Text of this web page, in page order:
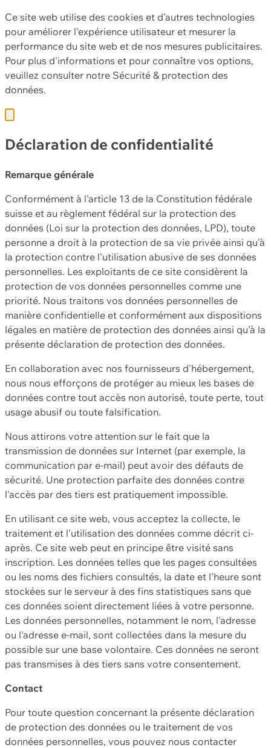
Ce site web utilise des cookies et d'autres technologies
pour améliorer l'expérience utilisateur et mesurer la
performance du site web et de nos mesures publicitaires.
Pour plus d'informations et pour connaître vos options,
veuillez consulter notre Sécurité & protection des
données.
Déclaration de confidentialité
Remarque générale
Conformément à l'article 13 de la Constitution fédérale
suisse et au règlement fédéral sur la protection des
données (Loi sur la protection des données, LPD), toute
personne a droit à la protection de sa vie privée ainsi qu'à
la protection contre l'utilisation abusive de ses données
personnelles. Les exploitants de ce site considèrent la
protection de vos données personnelles comme une
priorité. Nous traitons vos données personnelles de
manière confidentielle et conformément aux dispositions
légales en matière de protection des données ainsi qu'à la
présente déclaration de protection des données.
En collaboration avec nos fournisseurs d'hébergement,
nous nous efforçons de protéger au mieux les bases de
données contre tout accès non autorisé, toute perte, tout
usage abusif ou toute falsification.
Nous attirons votre attention sur le fait que la
transmission de données sur Internet (par exemple, la
communication par e-mail) peut avoir des défauts de
sécurité. Une protection parfaite des données contre
l'accès par des tiers est pratiquement impossible.
En utilisant ce site web, vous acceptez la collecte, le
traitement et l'utilisation des données comme décrit ci-
après. Ce site web peut en principe être visité sans
inscription. Les données telles que les pages consultées
ou les noms des fichiers consultés, la date et l'heure sont
stockées sur le serveur à des fins statistiques sans que
ces données soient directement liées à votre personne.
Les données personnelles, notamment le nom, l'adresse
ou l'adresse e-mail, sont collectées dans la mesure du
possible sur une base volontaire. Ces données ne seront
pas transmises à des tiers sans votre consentement.
Contact
Pour toute question concernant la présente déclaration
de protection des données ou le traitement de vos
données personnelles, vous pouvez nous contacter